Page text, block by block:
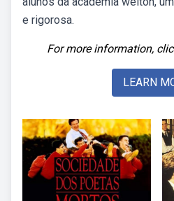
e rigorosa.
For more information,
LEARN